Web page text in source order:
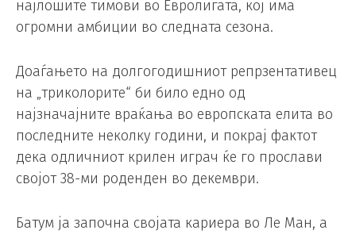
најлошите тимови во Евролигата, кој има
огромни амбиции во следната сезона.
Доаѓањето на долгогодишниот репрзентативец
на „триколорите“ би било едно од
најзначајните враќања во европската елита во
последните неколку години, и покрај фактот
дека одличниот крилен играч ќе го прослави
својот 38-ми роденден во декември.
Батум ја започна својата кариера во Ле Ман, а